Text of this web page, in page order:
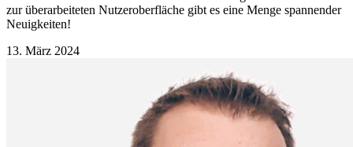
zur überarbeiteten Nutzeroberfläche gibt es eine Menge spannender
Neuigkeiten!
13. März 2024